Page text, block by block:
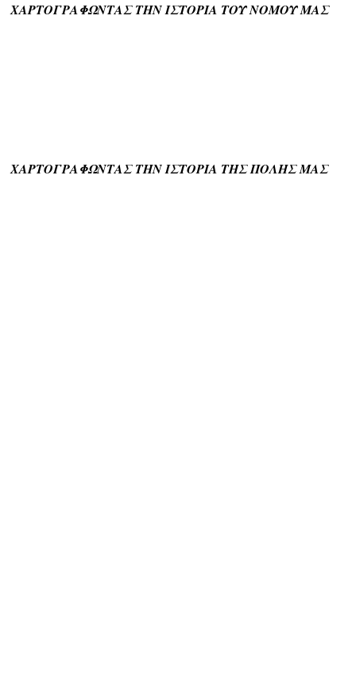
ΧΑΡΤΟΓΡΑΦΩΝΤΑΣ ΤΗΝ ΙΣΤΟΡΙΑ ΤΟΥ ΝΟΜΟΥ ΜΑΣ
ΧΑΡΤΟΓΡΑΦΩΝΤΑΣ ΤΗΝ ΙΣΤΟΡΙΑ ΤΗΣ ΠΟΛΗΣ ΜΑΣ